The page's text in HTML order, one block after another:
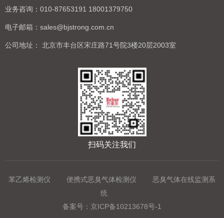
业务咨询： 010-87653191 18001379750
电子邮箱： sales@bjstrong.com.cn
公司地址： 北京市丰台区宋庄路71号院3楼20层2003室
扫码关注我们
苯乙烯检测仪 便携式恶臭气体检测仪
恶臭气体在线监测系
统
备案号： 京ICP备10213678号-1